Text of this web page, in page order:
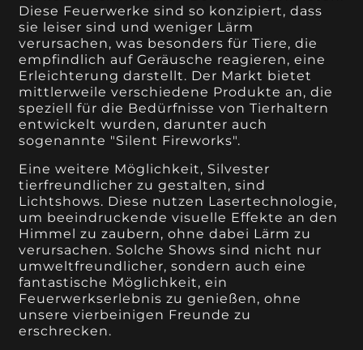
Diese Feuerwerke sind so konzipiert, dass
sie leiser sind und weniger Lärm
verursachen, was besonders für Tiere, die
empfindlich auf Geräusche reagieren, eine
Erleichterung darstellt. Der Markt bietet
mittlerweile verschiedene Produkte an, die
speziell für die Bedürfnisse von Tierhaltern
entwickelt wurden, darunter auch
sogenannte "Silent Fireworks".
Eine weitere Möglichkeit, Silvester
tierfreundlicher zu gestalten, sind
Lichtshows. Diese nutzen Lasertechnologie,
um beeindruckende visuelle Effekte an den
Himmel zu zaubern, ohne dabei Lärm zu
verursachen. Solche Shows sind nicht nur
umweltfreundlicher, sondern auch eine
fantastische Möglichkeit, ein
Feuerwerkserlebnis zu genießen, ohne
unsere vierbeinigen Freunde zu
erschrecken.